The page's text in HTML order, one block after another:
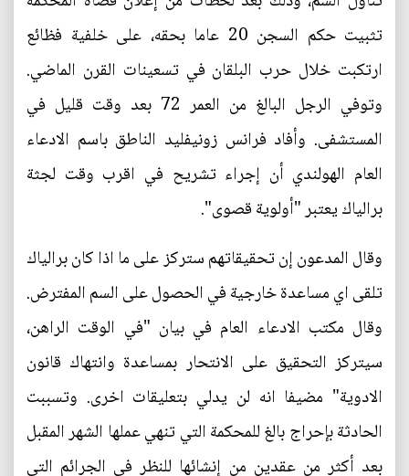
تثبيت حكم السجن 20 عاما بحقه، على خلفية فظائع
ارتكبت خلال حرب البلقان في تسعينات القرن الماضي.
وتوفي الرجل البالغ من العمر 72 بعد وقت قليل في
المستشفى. وأفاد فرانس زونيفليد الناطق باسم الادعاء
العام الهولندي أن إجراء تشريح في اقرب وقت لجثة
برالياك يعتبر "أولوية قصوى".
وقال المدعون إن تحقيقاتهم ستركز على ما اذا كان برالياك
تلقى اي مساعدة خارجية في الحصول على السم المفترض.
وقال مكتب الادعاء العام في بيان "في الوقت الراهن،
سيتركز التحقيق على الانتحار بمساعدة وانتهاك قانون
الادوية" مضيفا انه لن يدلي بتعليقات اخرى. وتسببت
الحادثة بإحراج بالغ للمحكمة التي تنهي عملها الشهر المقبل
بعد أكثر من عقدين من إنشائها للنظر في الجرائم التي